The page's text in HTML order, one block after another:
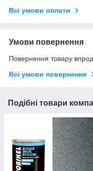
Всі умови оплати
Умови повернення
Повернення товару
Всі умови повернення
Подібні товари